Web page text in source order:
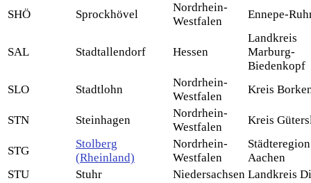
SHÖ Sprockhövel
Nordrhein-
Westfalen
Ennepe-
SAL Stadtallendorf Hessen
Landkreis
Marburg-
Biedenkopf
SLO
Stadtlohn
Nordrhein-
Westfalen
Kreis
STN Steinhagen
Nordrhein-
Westfalen
Kreis
STG
Stolberg
(Rheinland)
Nordrhein-
Westfalen
Städteregion
Aachen
STU
Stuhr Niedersachsen Landkreis